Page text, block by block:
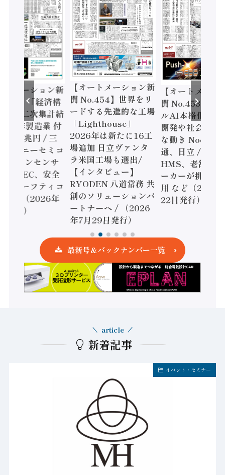
トメーション新
】「経済構
調査二次集計結
年製造業 付
額86兆円 / 三
とソニーセミコ
ジョンセンサ
/ IDEC、安全
すセーフティコ
ーラ（2026年
発行）
【オートメーション新
聞 No.454】世界をリ
ードする先進的な工場
「Lighthouse」
2026年は新たに16工
場追加 日立ヴァンタ
ラ米国工場も選出/
【インタビュー】
RYODEN 八道常務 共
創のソリューションパ
ートナーへ / （2026
年7月29日発行）
【オートメーシ
聞 No.453】フ
ルAI本格化へ
開発や社会実装
な動き Noetra
通、日立 / 兵神
HMS、老舗ポ
ーカーが挑むデ
用 など（2026
22日発行）
最新号＆バックナンバー一覧
新着記事
article
イベント・セミナー